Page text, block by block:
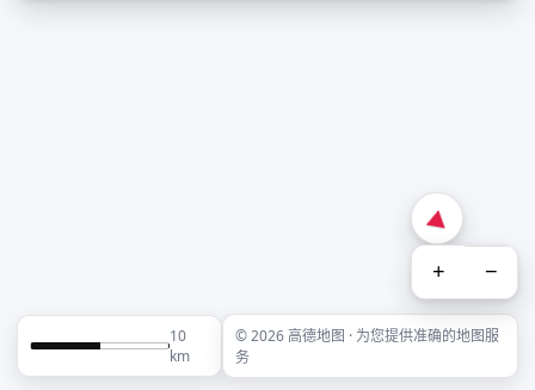
+ −
10
km
© 2026 高德地图 · 为您提供准确的地图服
务